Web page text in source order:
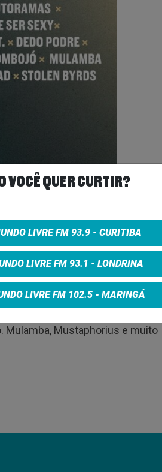
criando, produzindo e
ouve sons que não chegam por
quer descobrir coisa nova de
Mulamba, Mustaphorius e muito
VOCÊ QUER CURTIR?
LIVRE FM 93.9 - CURITIBA
LIVRE FM 93.1 - LONDRINA
LIVRE FM 102.5 - MARINGÁ